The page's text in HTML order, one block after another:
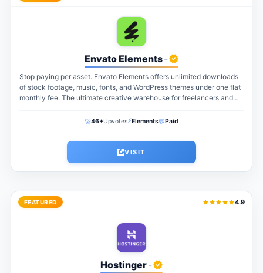
Envato Elements-
Stop paying per asset. Envato Elements offers unlimited downloads
of stock footage, music, fonts, and WordPress themes under one flat
monthly fee. The ultimate creative warehouse for freelancers and
🚀46+Upvotes⚡Elements💬Paid
VISIT
FEATURED 4.9
Hostinger-